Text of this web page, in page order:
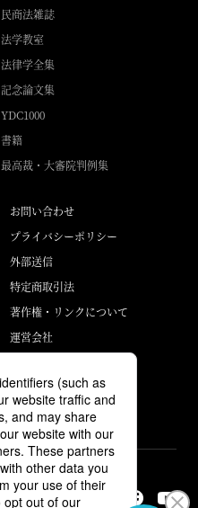
民商法雑誌
法学教室
法律学全集
記念論文集
YDC1000
書籍
最高裁・大審院判例集
お問い合わせ
プライバシーポリシー
外部送信
特定商取引法
著作権・リンクについて
運営会社